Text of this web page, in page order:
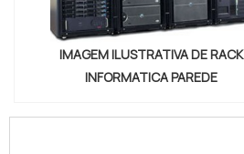
IMAGEM ILUSTRATIVA DE RACK
INFORMATICA PAREDE